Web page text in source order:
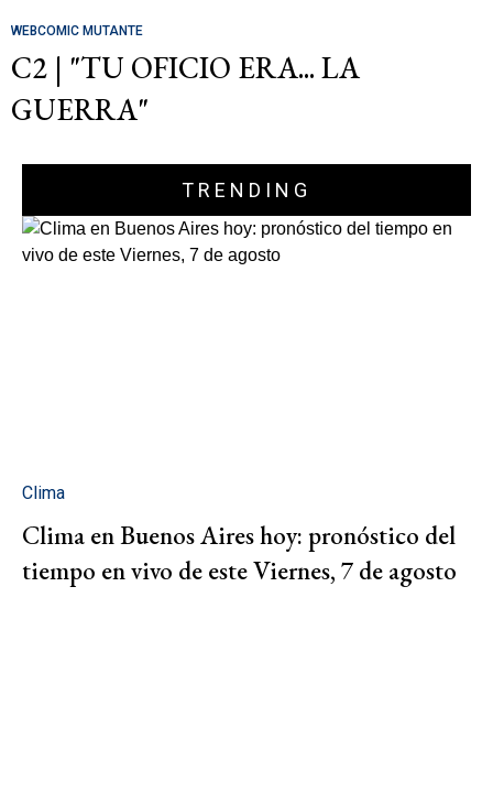
WEBCOMIC MUTANTE
C2 | "TU OFICIO ERA... LA
GUERRA"
TRENDING
Clima
Clima en Buenos Aires hoy: pronóstico del
tiempo en vivo de este Viernes, 7 de agosto